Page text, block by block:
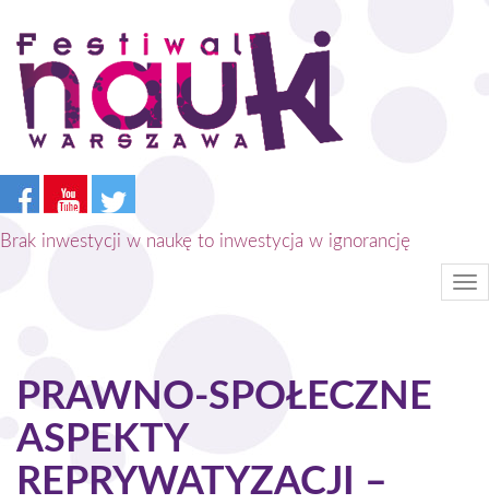
Przejdź
treści
Brak inwestycji w naukę to inwestycja w ignorancję
PRAWNO-SPOŁECZNE
ASPEKTY
REPRYWATYZACJI –